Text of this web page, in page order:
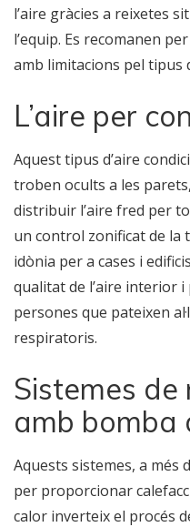
l’aire gràcies a reixetes
l’equip. Es recomanen
amb limitacions pel tipus
L’aire per
Aquest tipus d’aire
troben ocults a les
distribuir l’aire fred per
un control zonificat de la
idònia per a cases i
qualitat de l’aire interior
persones que pateixen
respiratoris.
Sistemes
amb bomba
Aquests sistemes, a més
per proporcionar
calor inverteix el procés